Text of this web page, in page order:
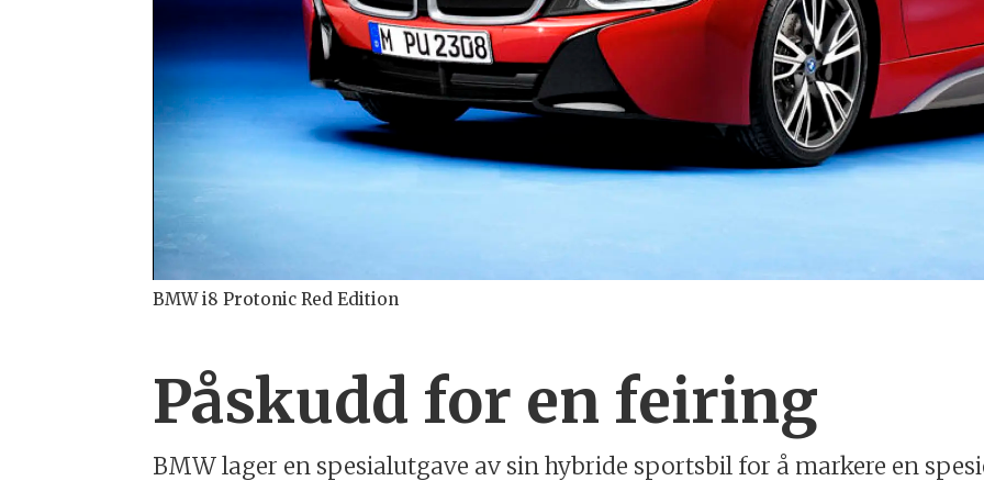
BMW i8 Protonic Red Edition
Påskudd for en feiring
BMW lager en spesialutgave av sin hybride sportsbil for å markere en